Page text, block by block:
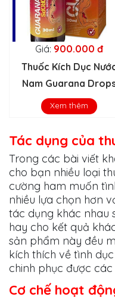
Giá: 900.000 đ
Thuốc Kích Dục
Nam Guarana
Xem thêm
Tác dụng của
Trong các bài viết
cho bạn nhiều loại
cường ham muốn
nhiều lựa chọn hơn
tác dụng khác nhau
hay cho kết quả
sản phẩm này đều
kích thích về tình
chinh phục được
Cơ chế hoạt